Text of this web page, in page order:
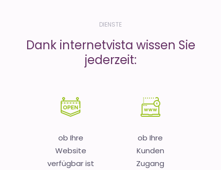
DIENSTE
Dank internetvista wissen Sie
jederzeit:
ob Ihre
Website
verfügbar ist
ob Ihre
Kunden
Zugang